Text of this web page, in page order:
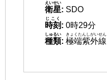
衛星
えいせい
: SDO
時刻
じこく
: 0時29分
種類
しゅるい
: 極端紫外線
きょくたんしがいせん